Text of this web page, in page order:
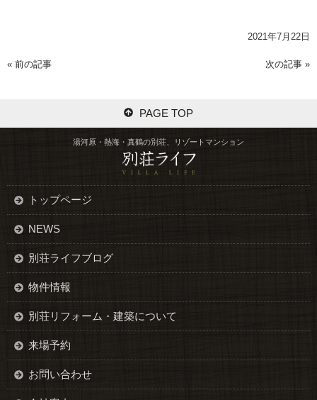
2021年7月22日
« 前の記事 次の記事 »
PAGE TOP
湯河原・熱海・真鶴の別荘、リゾートマンション
トップページ
NEWS
別荘ライフブログ
物件情報
別荘リフォーム・建築について
来場予約
お問い合わせ